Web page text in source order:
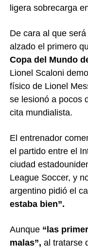
ligera sobrecarga
De cara al que
alzado el primero
Copa del Mundo
Lionel Scaloni
físico de Lionel
se lesionó a pocos
cita mundialista.
El entrenador
el partido entre el
ciudad
League Soccer, y
argentino pidió el
estaba bien”.
Aunque “las
malas”, al tratarse